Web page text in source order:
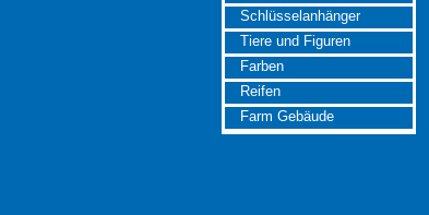
Schlüsselanhänger
Tiere und Figuren
Farben
Reifen
Farm Gebäude